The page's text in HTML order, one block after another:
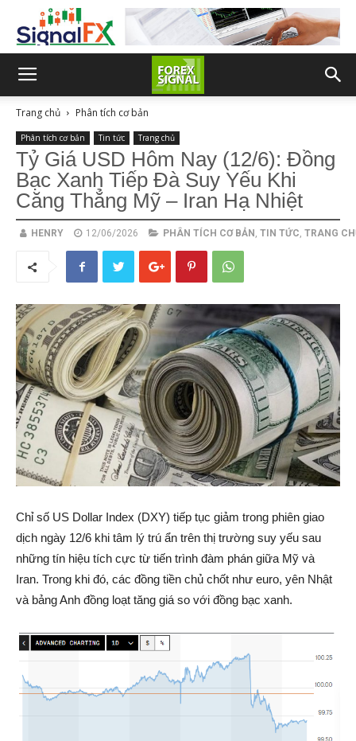
Trang chủ Phân tích cơ bản
Phân tích cơ bản Tin tức Trang chủ
Tỷ Giá USD Hôm Nay (12/6): Đồng
Bạc Xanh Tiếp Đà Suy Yếu Khi
Căng Thẳng Mỹ – Iran Hạ Nhiệt
HENRY 12/06/2026 PHÂN TÍCH CƠ BẢN , TIN TỨC, TRANG
Chỉ số US Dollar Index (DXY) tiếp tục giảm trong phiên giao
dịch ngày 12/6 khi tâm lý trú ẩn trên thị trường suy yếu sau
những tín hiệu tích cực từ tiến trình đàm phán giữa Mỹ và
Iran. Trong khi đó, các đồng tiền chủ chốt như euro, yên Nhật
và bảng Anh đồng loạt tăng giá so với đồng bạc xanh.